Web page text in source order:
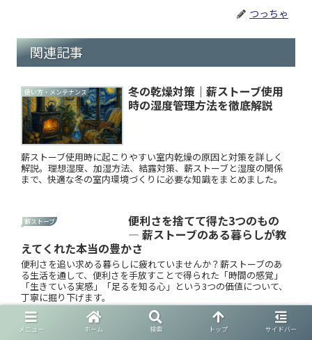
つっちゃ
関連記事
使い方・メンテナンス
冬の乾燥対策｜薪ストーブ使用
時の湿度管理方法を徹底解説
薪ストーブ使用時に起こりやすい室内乾燥の原因と対策を詳しく
解説。理想湿度、加湿方法、結露対策、薪ストーブと湿度の関係
まで、快適な冬の室内環境づくりに必要な知識をまとめました。
薪ストーブ
便利さを捨てて得た3つのもの
― 薪ストーブのある暮らしが教
えてくれた本当の豊かさ
便利さを追い求める暮らしに疲れていませんか？薪ストーブのあ
る生活を通して、便利さを手放すことで得られた「時間の感覚」
「生きている実感」「足るを知る心」という3つの価値について、
丁寧に掘り下げます。
メニュー ホーム 検索 トップ サイドバー